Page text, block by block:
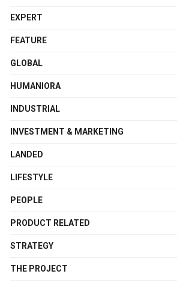
EXPERT
FEATURE
GLOBAL
HUMANIORA
INDUSTRIAL
INVESTMENT & MARKETING
LANDED
LIFESTYLE
PEOPLE
PRODUCT RELATED
STRATEGY
THE PROJECT